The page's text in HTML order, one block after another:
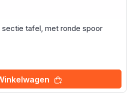
sectie tafel, met ronde spoor